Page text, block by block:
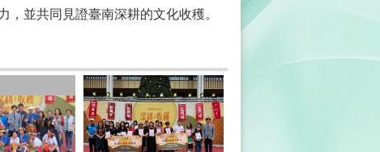
並共同見證臺南深耕的文化收穫。